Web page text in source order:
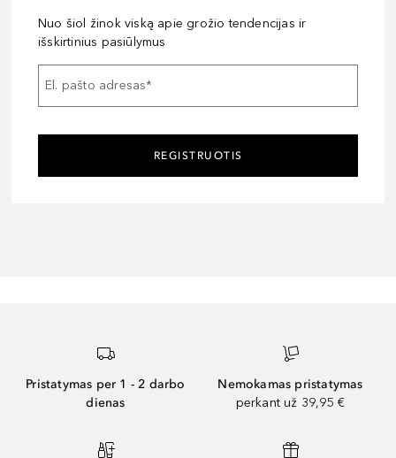
Nuo šiol žinok viską apie grožio tendencijas ir
išskirtinius pasiūlymus
El. pašto adresas*
REGISTRUOTIS
Pristatymas per 1 - 2 darbo
dienas
Nemokamas pristatymas
perkant už 39,95 €